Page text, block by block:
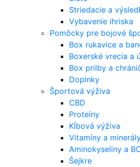
Striedacie a
Vybavenie ihriska
Pomôcky pre bojové
Box rukavice a
Boxerské vrecia a
Box prilby a
Doplnky
Športová výživa
CBD
Proteíny
Kĺbová výživa
Vitamíny a
Aminokyseliny a
Šejkre